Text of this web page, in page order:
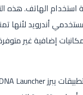
استخدام الهاتف. هذه
أندرويد لأنها
إضافية غير
يبرزLauncher